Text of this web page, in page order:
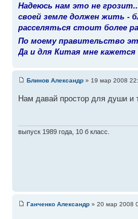
Надеюсь нам это не
своей земле должен жить -
расселяться стоит более
По моему правительство
Да и для Китая мне кажется
Блинов Александр » 19 мар 2008
Нам давай простор для души и
выпуск 1989 года, 10 б класс.
Ганченко Александр » 20 мар 2008